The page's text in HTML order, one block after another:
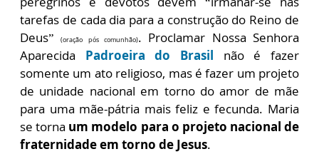
tarefas de cada dia para a construção do Reino de
Deus”
(oração pós comunhão). Proclamar Nossa Senhora
Aparecida Padroeira do Brasil não é fazer
somente um ato religioso, mas é fazer um projeto
de unidade nacional em torno do amor de mãe
para uma mãe-pátria mais feliz e fecunda. Maria
se torna um modelo para o projeto nacional de
fraternidade em torno de Jesus.